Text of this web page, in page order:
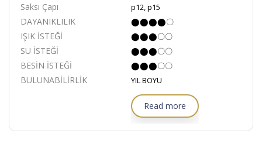
Saksı Çapı p12, p15
DAYANIKLILIK ⬤⬤⬤⬤〇
IŞIK İSTEĞİ ⬤⬤⬤〇〇
SU İSTEĞİ ⬤⬤⬤〇〇
BESİN İSTEĞİ ⬤⬤⬤〇〇
BULUNABİLİRLİK YIL BOYU
Read more